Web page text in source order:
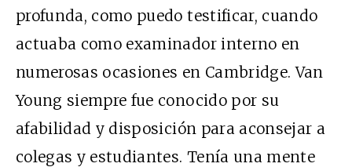
profunda, como puedo testificar, cuando
actuaba como examinador interno en
numerosas ocasiones en Cambridge. Van
Young siempre fue conocido por su
afabilidad y disposición para aconsejar a
colegas y estudiantes. Tenía una mente